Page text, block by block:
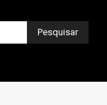
Pesquisar